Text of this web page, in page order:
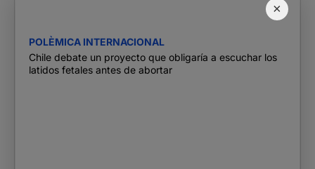
×
POLÈMICA INTERNACIONAL
Chile debate un proyecto que obligaría a escuchar los
latidos fetales antes de abortar